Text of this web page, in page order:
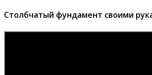
Столбчатый фундамент своими